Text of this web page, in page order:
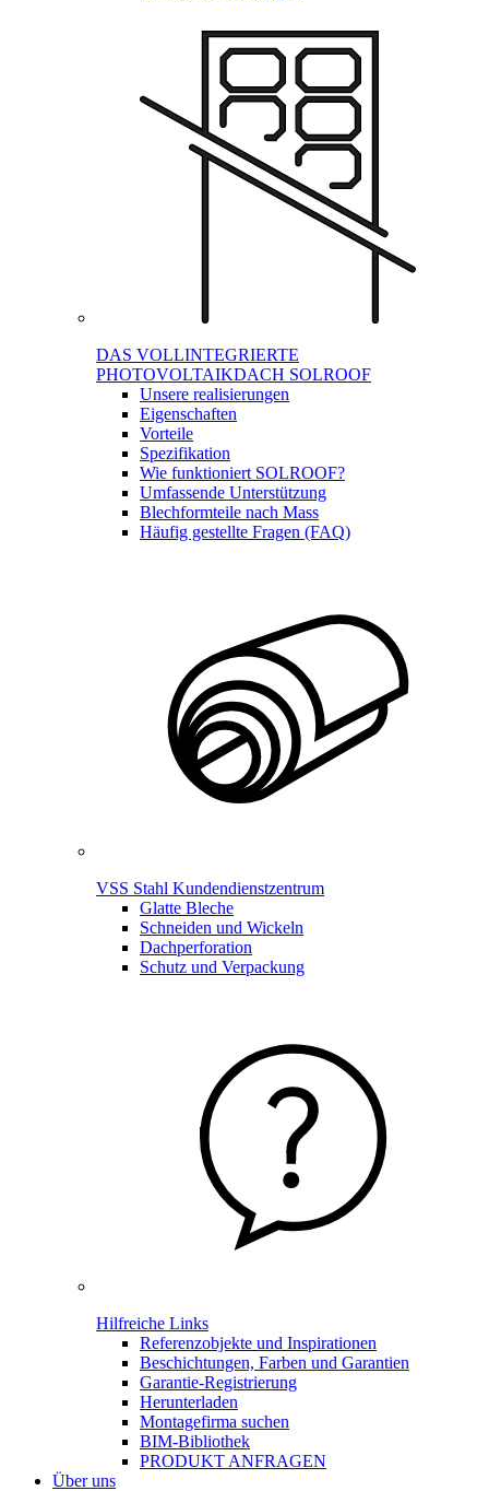
DAS VOLLINTEGRIERTE
PHOTOVOLTAIKDACH SOLROOF
Unsere realisierungen
Eigenschaften
Vorteile
Spezifikation
Wie funktioniert SOLROOF?
Umfassende Unterstützung
Blechformteile nach Mass
Häufig gestellte Fragen (FAQ)
VSS Stahl Kundendienstzentrum
Glatte Bleche
Schneiden und Wickeln
Dachperforation
Schutz und Verpackung
Hilfreiche Links
Referenzobjekte und Inspirationen
Beschichtungen, Farben und Garantien
Garantie-Registrierung
Herunterladen
Montagefirma suchen
BIM-Bibliothek
PRODUKT ANFRAGEN
Über uns